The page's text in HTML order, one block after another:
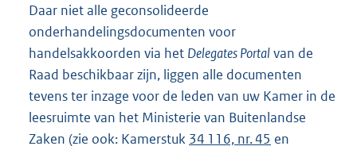
Daar niet alle geconsolideerde
onderhandelingsdocumenten voor
handelsakkoorden via het Delegates Portalvan de
Raad beschikbaar zijn, liggen alle documenten
tevens ter inzage voor de leden van uw Kamer in de
leesruimte van het Ministerie van Buitenlandse
Zaken (zie ook: Kamerstuk 34 116, nr. 45 en